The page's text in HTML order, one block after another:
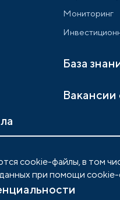
Мониторинг
База
Вакансии
парков России
cookie-файлы, в том
при помощи